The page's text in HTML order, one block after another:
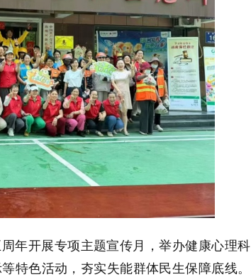
年开展专项主题宣传月，举办健康心理科
特色活动，夯实失能群体民生保障底线。